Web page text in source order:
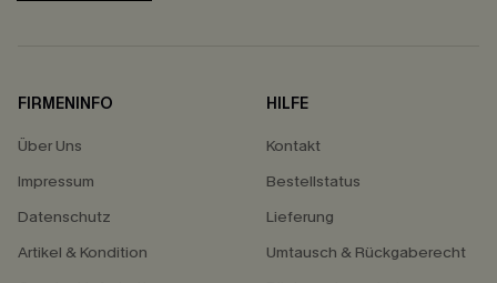
FIRMENINFO
Über Uns
Impressum
Datenschutz
Artikel & Kondition
HILFE
Kontakt
Bestellstatus
Lieferung
Umtausch & Rückgaberecht